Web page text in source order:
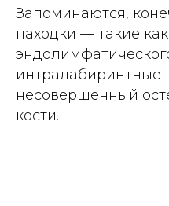
Запоминаются,
находки — такие
несовершенный
кости.